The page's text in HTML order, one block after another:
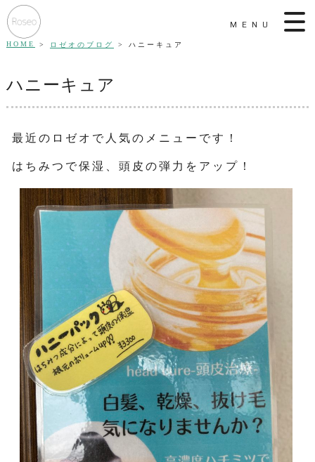
MENU
HOME ロゼオのブログ ハニーキュア
ハニーキュア
最近のロゼオで人気のメニューです！
はちみつで保湿、頭皮の弾力をアップ！